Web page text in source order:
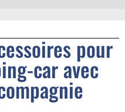
pour
car avec